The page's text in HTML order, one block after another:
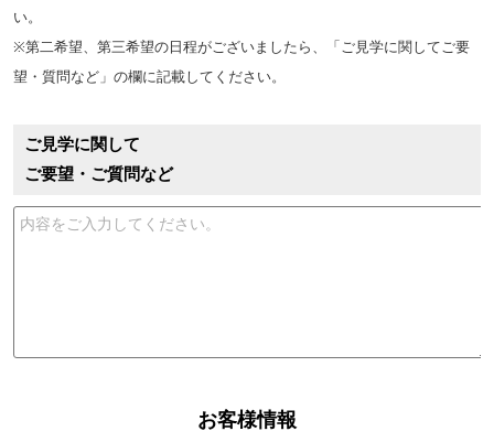
い。
※第二希望、第三希望の日程がございましたら、「ご見学に関してご要
望・質問など」の欄に記載してください。
ご見学に関して
ご要望・ご質問など
お客様情報